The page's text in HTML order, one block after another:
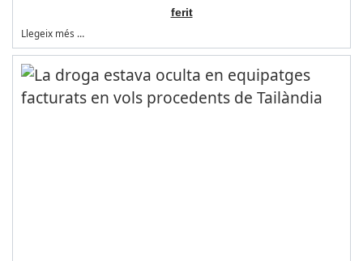
ferit
Llegeix més …